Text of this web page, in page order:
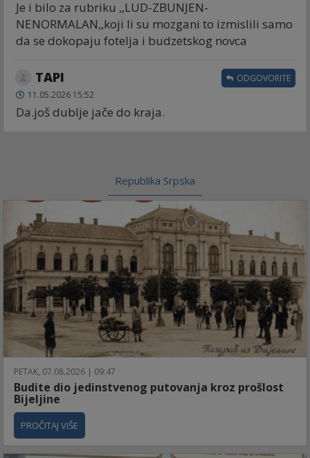
Je i bilo za rubriku ,,LUD-ZBUNJEN-
NENORMALAN,,koji li su mozgani to izmislili samo
da se dokopaju fotelja i budzetskog novca
TAPI
11.05.2026 15:52
Da.još dublje jače do kraja.
ODGOVORITE
Republika Srpska
PETAK, 07.08.2026 | 09:47
Budite dio jedinstvenog putovanja kroz prošlost
Bijeljine
PROČITAJ VIŠE